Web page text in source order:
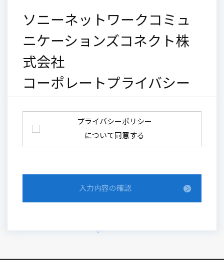
ソニーネットワークコミュ
ニケーションズコネクト株
式会社
コーポレートプライバシー
プライバシーポリシー
について同意する
入力内容の確認